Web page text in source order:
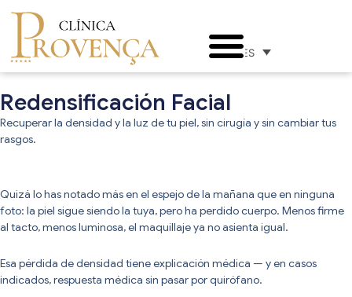
ES
Redensificación Facial
Recuperar la densidad y la luz de tu piel, sin cirugía y sin cambiar tus
rasgos.
Quizá lo has notado más en el espejo de la mañana que en ninguna
foto: la piel sigue siendo la tuya, pero ha perdido cuerpo. Menos firme
al tacto, menos luminosa, el maquillaje ya no asienta igual.
Esa pérdida de densidad tiene explicación médica — y en casos
indicados, respuesta médica sin pasar por quirófano.